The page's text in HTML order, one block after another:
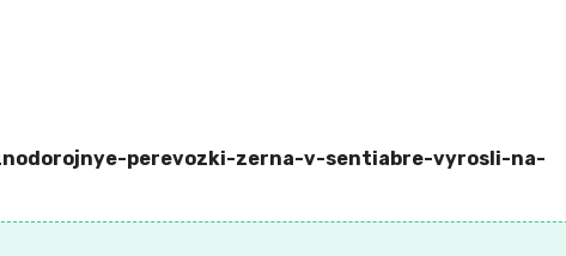
perevozki-zerna-v-sentiabre-vyrosli-na-